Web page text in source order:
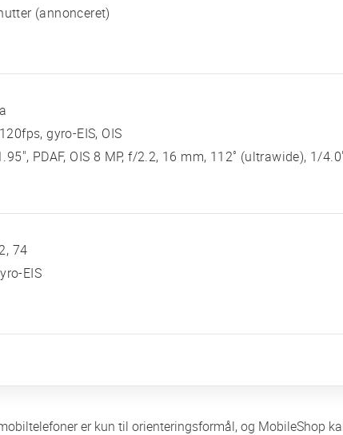
(annonceret)
gyro-EIS, OIS
PDAF, OIS 8 MP, f/2.2, 16 mm, 112˚ (ultrawide), 1/
74
EIS
er kun til orienteringsformål, og MobileShop